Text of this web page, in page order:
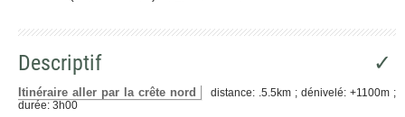
Descriptif ✓
Itinéraire aller par la crête nord
distance: .5.5km ; dénivelé: +1100m ;
durée: 3h00